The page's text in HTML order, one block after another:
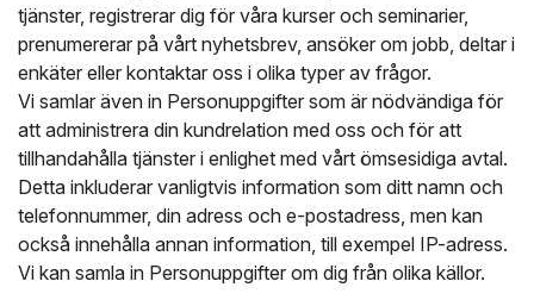
tjänster, registrerar dig för våra kurser och seminarier,
prenumererar på vårt nyhetsbrev, ansöker om jobb, deltar i
enkäter eller kontaktar oss i olika typer av frågor.
Vi samlar även in Personuppgifter som är nödvändiga för
att administrera din kundrelation med oss och för att
tillhandahålla tjänster i enlighet med vårt ömsesidiga avtal.
Detta inkluderar vanligtvis information som ditt namn och
telefonnummer, din adress och e-postadress, men kan
också innehålla annan information, till exempel IP-adress.
Vi kan samla in Personuppgifter om dig från olika källor.